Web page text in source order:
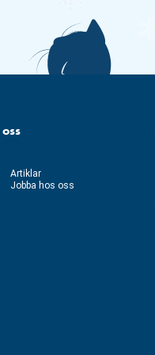
Artiklar
Jobba hos oss